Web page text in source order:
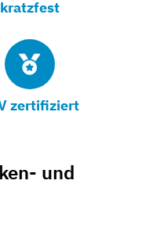
kratzfest
zertifiziert
und